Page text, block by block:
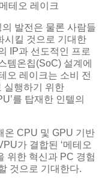
테오 레이크
발전은 물론 사람들
시킬 것으로 기대한
IP과 선도적인 프로
템온칩(SoC) 설계에
오 레이크는 소비 전
실행하기 위한
를 탑재한 인텔의
온 CPU 및 GPU 기반
가 결합된 ‘메테오
위한 혁신과 PC 경험
것으로 기대한다.